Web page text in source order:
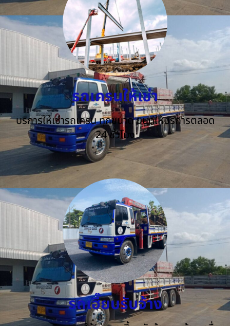
รถเครนให้เช่า
บริการให้เช่ารถเครน ทุกขนาด ยินดีให้บริการตลอด
24 ชั่วโมง
รถเฮี๊ยบรับจ้าง